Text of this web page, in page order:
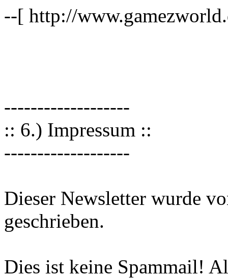
--[ http://
-------------------
:: 6.) Impressum ::
-------------------
Dieser Newsletter wurde
geschrieben.
Dies ist keine Spammail!